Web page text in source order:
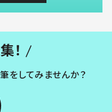
！
をしてみませんか？